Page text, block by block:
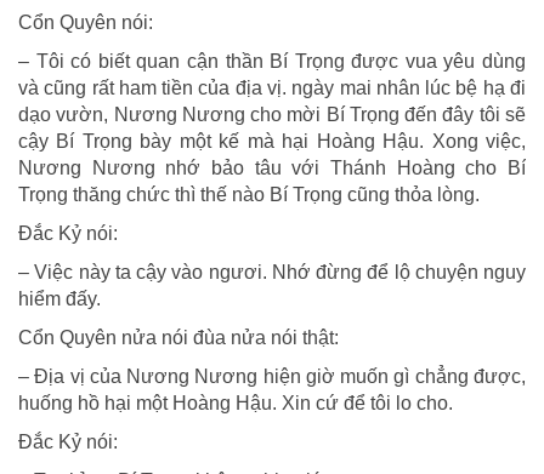
Cổn Quyên nói:
– Tôi có biết quan cận thần Bí Trọng được vua yêu dùng
và cũng rất ham tiền của địa vị. ngày mai nhân lúc bệ hạ đi
dạo vườn, Nương Nương cho mời Bí Trọng đến đây tôi sẽ
cậy Bí Trọng bày một kế mà hại Hoàng Hậu. Xong việc,
Nương Nương nhớ bảo tâu với Thánh Hoàng cho Bí
Trọng thăng chức thì thế nào Bí Trọng cũng thỏa lòng.
Ðắc Kỷ nói:
– Việc này ta cậy vào ngươi. Nhớ đừng để lộ chuyện nguy
hiểm đấy.
Cổn Quyên nửa nói đùa nửa nói thật:
– Ðịa vị của Nương Nương hiện giờ muốn gì chẳng được,
huống hồ hại một Hoàng Hậu. Xin cứ để tôi lo cho.
Ðắc Kỷ nói: